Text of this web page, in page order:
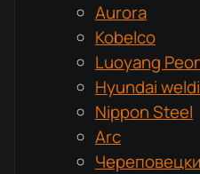
Aurora
Kobelco
Luoyang
Hyundai
Nippon Steel
Arc